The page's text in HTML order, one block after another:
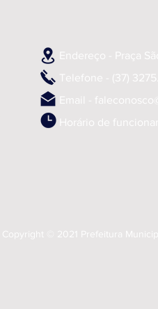
Endereço - Praça
Telefone - (37)
Email -
Horário de
Copyright © 2021 Prefeitura